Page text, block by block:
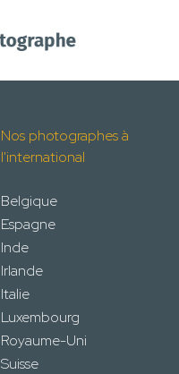
Nos photographes à
l'international
Belgique
Espagne
Inde
Irlande
Italie
Luxembourg
Royaume-Uni
Suisse